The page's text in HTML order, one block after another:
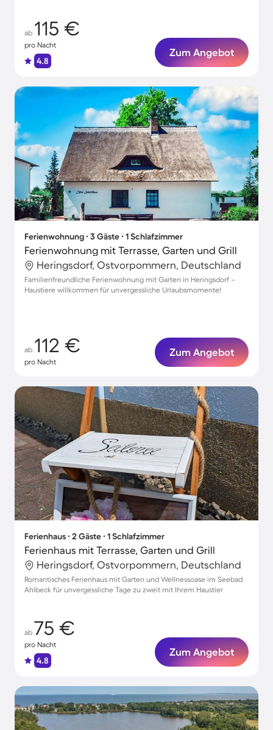
ab 115 €
pro Nacht
4.8
Zum Angebot
Ferienwohnung ∙ 3 Gäste ∙ 1 Schlafzimmer
Ferienwohnung mit Terrasse, Garten und Grill
Heringsdorf, Ostvorpommern, Deutschland
Familienfreundliche Ferienwohnung mit Garten in Heringsdorf –
Haustiere willkommen für unvergessliche Urlaubsmomente!
ab 112 €
pro Nacht
Zum Angebot
Ferienhaus ∙ 2 Gäste ∙ 1 Schlafzimmer
Ferienhaus mit Terrasse, Garten und Grill
Heringsdorf, Ostvorpommern, Deutschland
Romantisches Ferienhaus mit Garten und Wellnessoase im Seebad
Ahlbeck für unvergessliche Tage zu zweit mit Ihrem Haustier
ab 75 €
pro Nacht
4.8
Zum Angebot